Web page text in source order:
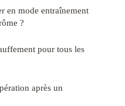
en mode entraînement
?
pour tous les
après un